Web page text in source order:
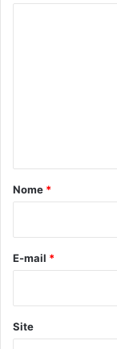
r
*
Nome *
E-mail *
Site